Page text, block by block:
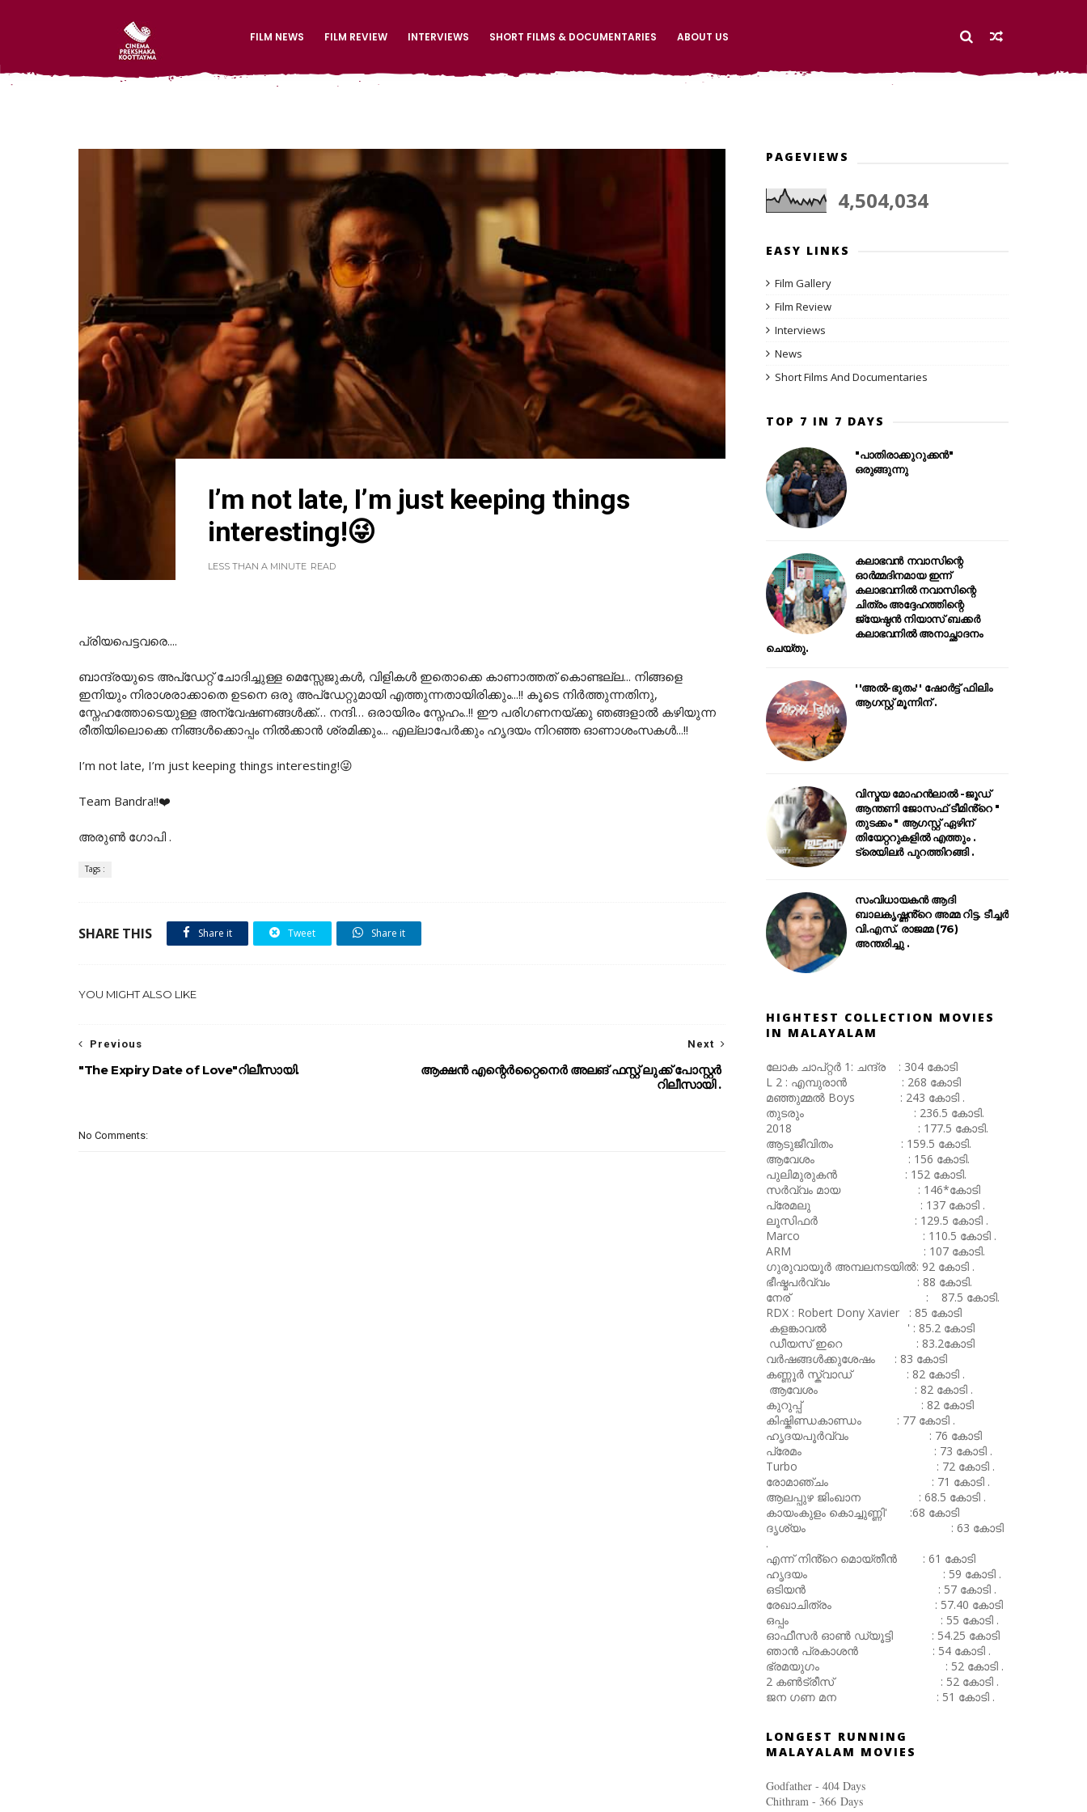
FILM NEWS FILM REVIEW INTERVIEWS SHORT FILMS & DOCUMENTARIES ABOUT US
I’m not late, I’m just keeping things
interesting!😜
LESS THAN A MINUTE READ
പ്രിയപെട്ടവരെ....
ബാന്ദ്രയുടെ അപ്ഡേറ്റ് ചോദിച്ചുള്ള മെസ്സേജുകൾ, വിളികൾ ഇതൊക്കെ കാണാത്തത് കൊണ്ടല്ല... നിങ്ങളെ
ഇനിയും നിരാശരാക്കാതെ ഉടനെ ഒരു അപ്ഡേറ്റുമായി എത്തുന്നതായിരിക്കും...!! കൂടെ നിർത്തുന്നതിനു,
സ്നേഹത്തോടെയുള്ള അന്വേഷണങ്ങൾക്ക്… നന്ദി… ഒരായിരം സ്നേഹം..!! ഈ പരിഗണനയ്ക്കു ഞങ്ങളാൽ കഴിയുന്ന
രീതിയിലൊക്കെ നിങ്ങൾക്കൊപ്പം നിൽക്കാൻ ശ്രമിക്കും... എല്ലാപേർക്കും ഹൃദയം നിറഞ്ഞ ഓണാശംസകൾ...!!
I’m not late, I’m just keeping things interesting!😜
Team Bandra!!❤️
അരുൺ ഗോപി .
Tags :
SHARE THIS Share it Tweet Share it
YOU MIGHT ALSO LIKE
Next
ആക്ഷൻ എന്റെർറ്റൈനെർ അലങ് ഫസ്റ്റ് ലുക്ക് പോസ്റ്റർ
റിലീസായി .
Previous
"The Expiry Date of Love"റിലീസായി.
No Comments:
PAGEVIEWS
4,504,034
EASY LINKS
Film Gallery
Film Review
Interviews
News
Short Films And Documentaries
TOP 7 IN 7 DAYS
"പാതിരാക്കുറുക്കൻ"
ഒരുങ്ങുന്നു
കലാഭവൻ നവാസിന്റെ
ഓർമ്മദിനമായ ഇന്ന്
കലാഭവനിൽ നവാസിന്റെ
ചിത്രം അദ്ദേഹത്തിന്റെ
ജ്യേഷ്ഠൻ നിയാസ് ബക്കർ
കലാഭവനിൽ അനാച്ഛാദനം
ചെയ്തു.
''അൽ-ഭുതം'' ഷോർട്ട് ഫിലിം
ആഗസ്റ്റ് മൂന്നിന് .
വിസ്മയ മോഹൻലാൽ -ജൂഡ്
ആന്തണി ജോസഫ് ടീമിൻ്റെ "
തുടക്കം " ആഗസ്റ്റ് ഏഴിന്
തിയേറ്ററുകളിൽ എത്തും .
ട്രെയിലർ പുറത്തിറങ്ങി .
സംവിധായകൻ ആദി
ബാലകൃഷ്ണൻ്റെ അമ്മ റിട്ട. ടീച്ചർ
വി.എസ്. രാജമ്മ (76)
അന്തരിച്ചു .
HIGHTEST COLLECTION MOVIES
IN MALAYALAM
ലോക ചാപ്റ്റർ 1: ചന്ദ്ര : 304 കോടി
L 2 : എമ്പുരാൻ : 268 കോടി
മഞ്ഞുമ്മൽ Boys : 243 കോടി .
തുടരും : 236.5 കോടി.
2018 : 177.5 കോടി.
ആടുജീവിതം : 159.5 കോടി.
ആവേശം : 156 കോടി.
പുലിമുരുകൻ : 152 കോടി.
സർവ്വം മായ : 146*കോടി
പ്രേമലു : 137 കോടി .
ലൂസിഫർ : 129.5 കോടി .
Marco : 110.5 കോടി .
ARM : 107 കോടി.
ഗുരുവായൂർ അമ്പലനടയിൽ: 92 കോടി .
ഭീഷ്മപർവ്വം : 88 കോടി.
നേര് : 87.5 കോടി.
RDX : Robert Dony Xavier : 85 കോടി
കളങ്കാവൽ ' : 85.2 കോടി
ഡീയസ് ഇറെ : 83.2കോടി
വർഷങ്ങൾക്കുശേഷം : 83 കോടി
കണ്ണൂർ സ്ക്വാഡ് : 82 കോടി .
ആവേശം : 82 കോടി .
കുറുപ്പ് : 82 കോടി
കിഷ്കിണ്ഡകാണ്ഡം : 77 കോടി .
ഹൃദയപൂർവ്വം : 76 കോടി
പ്രേമം : 73 കോടി .
Turbo : 72 കോടി .
രോമാഞ്ചം : 71 കോടി .
ആലപ്പുഴ ജിംഖാന : 68.5 കോടി .
കായംകുളം കൊച്ചുണ്ണി' :68 കോടി
ദൃശ്യം : 63 കോടി
.
എന്ന് നിൻ്റെ മൊയ്തീൻ : 61 കോടി
ഹൃദയം : 59 കോടി .
ഒടിയൻ : 57 കോടി .
രേഖാചിത്രം : 57.40 കോടി
ഒപ്പം : 55 കോടി .
ഓഫീസർ ഓൺ ഡ്യൂട്ടി : 54.25 കോടി
ഞാൻ പ്രകാശൻ : 54 കോടി .
ഭ്രമയുഗം : 52 കോടി .
2 കൺട്രീസ് : 52 കോടി .
ജന ഗണ മന : 51 കോടി .
LONGEST RUNNING
MALAYALAM MOVIES
Godfather - 404 Days
Chithram - 366 Days